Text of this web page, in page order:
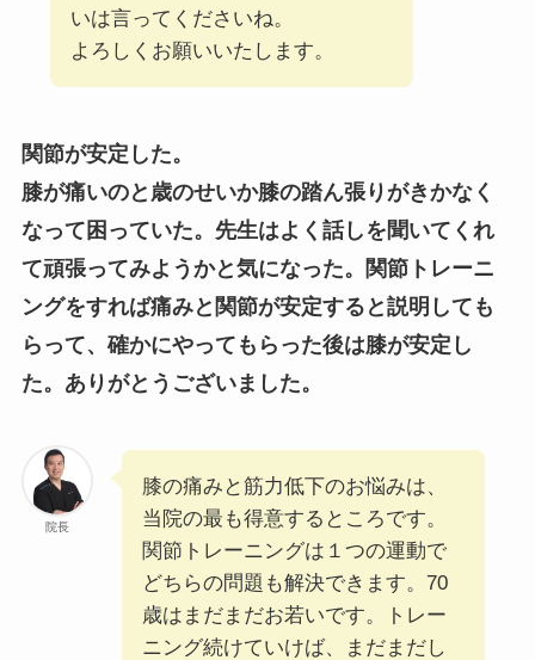
いは言ってくださいね。
よろしくお願いいたします。
関節が安定した。
膝が痛いのと歳のせいか膝の踏ん張りがきかなく
なって困っていた。先生はよく話しを聞いてくれ
て頑張ってみようかと気になった。関節トレーニ
ングをすれば痛みと関節が安定すると説明しても
らって、確かにやってもらった後は膝が安定し
た。ありがとうございました。
院長
膝の痛みと筋力低下のお悩みは、
当院の最も得意するところです。
関節トレーニングは１つの運動で
どちらの問題も解決できます。70
歳はまだまだお若いです。トレー
ニング続けていけば、まだまだし